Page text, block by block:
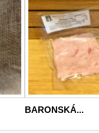
BARONSKÁ...